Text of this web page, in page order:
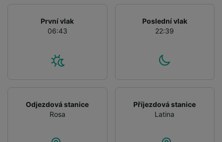
První vlak
06:43
Poslední vlak
22:39
Odjezdová stanice
Rosa
Příjezdová stanice
Latina
Personalised advertising and content,
advertising and content measurement,
audience research and services development.